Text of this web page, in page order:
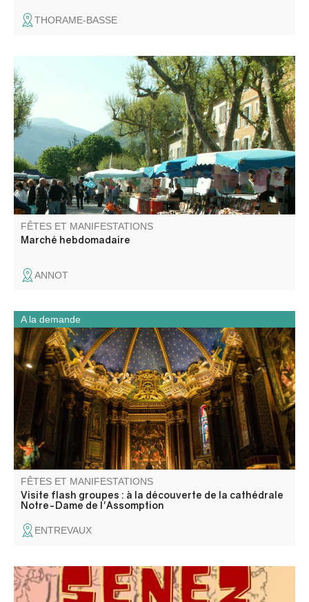
THORAME-BASSE
La grand place du marché accueille, sous ses platanes,
producteurs locaux et commerçants tout au long de
l'année. Venez flâner parmi les étals pour un moment de
découverte et de convivialité.
FÊTES ET MANIFESTATIONS
Marché hebdomadaire
ANNOT
Partez à la découverte de la cathédrale Notre-Dame-de-
l’Assomption lors d’une visite flash guidée spécialement
conçue pour les groupes. En un temps court, elle dévoile
son histoire, ses décors et les éléments essentiels qui ont
marqué la vie de la cité.
FÊTES ET MANIFESTATIONS
Visite flash groupes : à la découverte de la cathédrale
Notre-Dame de l'Assomption
A la demande
ENTREVAUX
Le comité des fêtes vous propose concours de boules,